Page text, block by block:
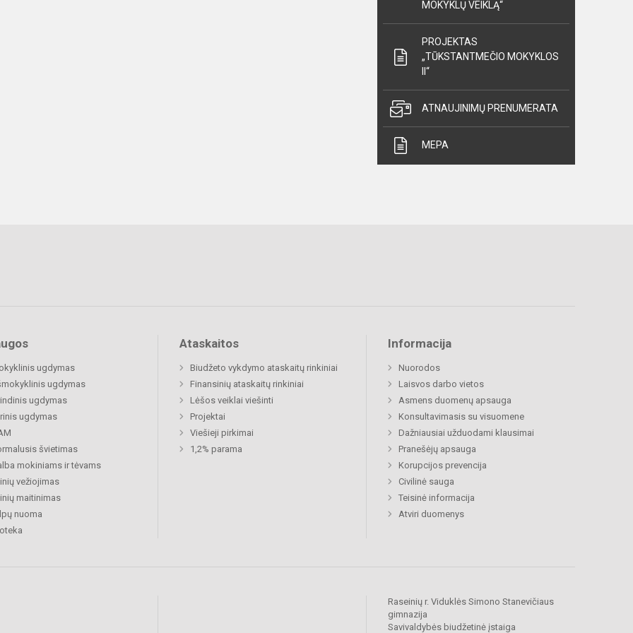
MOKYKLŲ VEIKLĄ“
PROJEKTAS
„TŪKSTANTMEČIO MOKYKLOS
II“
ATNAUJINIMŲ PRENUMERATA
MEPA
ugdymas
ugdymas
ugdymas
ugdymas
švietimas
mokiniams ir tėvams
vežiojimas
maitinimas
nuoma
Ataskaitos
Biudžeto vykdymo ataskaitų rinkiniai
Finansinių ataskaitų rinkiniai
Lėšos veiklai viešinti
Projektai
Viešieji pirkimai
1,2% parama
Informacija
Nuorodos
Laisvos darbo vietos
Asmens duomenų apsauga
Konsultavimasis su visuomene
Dažniausiai užduodami klausimai
Pranešėjų apsauga
Korupcijos prevencija
Civilinė sauga
Teisinė informacija
Atviri duomenys
Raseinių r. Viduklės Simono Stanevičiaus
gimnazija
Savivaldybės biudžetinė įstaiga